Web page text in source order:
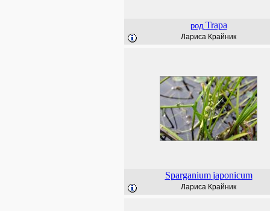
род Trapa
Лариса Крайник
Sparganium japonicum
Лариса Крайник